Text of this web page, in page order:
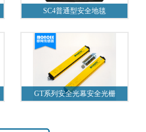
SC4普通型安全地毯
GT系列安全光幕安全光栅